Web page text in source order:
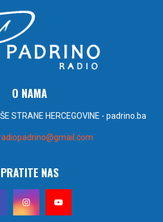
O NAMA
STRANE HERCEGOVINE - padrino.ba
PRATITE NAS